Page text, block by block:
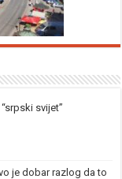
svijet”
je dobar razlog da to